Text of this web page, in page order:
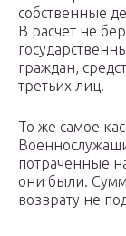
собственные
В расчет не
граждан,
третьих лиц.
То же самое
потраченные
они были.
возврату не